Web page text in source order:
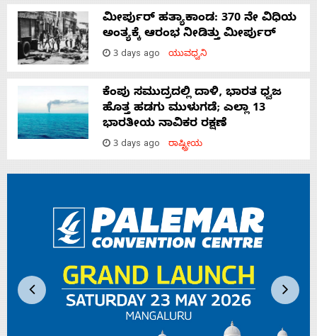
ಮೀರ್ಪುರ್ ಹತ್ಯಾಕಾಂಡ: 370 ನೇ ವಿಧಿಯ
ಅಂತ್ಯಕ್ಕೆ ಆರಂಭ ನೀಡಿತ್ತು ಮೀರ್ಪುರ್
3 days ago ಯುವಧ್ವನಿ
ಕೆಂಪು ಸಮುದ್ರದಲ್ಲಿ ದಾಳಿ, ಭಾರತ ಧ್ವಜ
ಹೊತ್ತ ಹಡಗು ಮುಳುಗಡೆ; ಎಲ್ಲಾ 13
ಭಾರತೀಯ ನಾವಿಕರ ರಕ್ಷಣೆ
3 days ago ರಾಷ್ಟ್ರೀಯ